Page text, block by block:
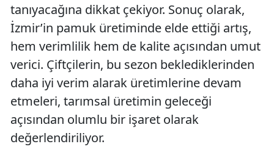
tanıyacağına dikkat çekiyor. Sonuç olarak,
İzmir’in pamuk üretiminde elde ettiği artış,
hem verimlilik hem de kalite açısından umut
verici. Çiftçilerin, bu sezon beklediklerinden
daha iyi verim alarak üretimlerine devam
etmeleri, tarımsal üretimin geleceği
açısından olumlu bir işaret olarak
değerlendiriliyor.